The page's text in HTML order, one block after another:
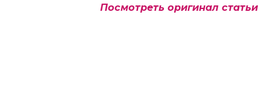
Посмотреть оригинал статьи